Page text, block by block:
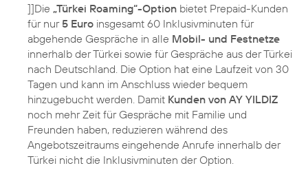
]]Die „Türkei Roaming“-Option bietet Prepaid-Kunden
für nur5 Euro insgesamt 60 Inklusivminuten für
abgehende Gespräche in alle Mobil- und Festnetze
innerhalb der Türkei sowie für Gespräche aus der Türkei
nach Deutschland. Die Option hat eine Laufzeit von 30
Tagen und kann im Anschluss wieder bequem
hinzugebucht werden. Damit Kunden von AY YILDIZ
noch mehr Zeit für Gespräche mit Familie und
Freunden haben, reduzieren während des
Angebotszeitraums eingehende Anrufe innerhalb der
Türkei nicht die Inklusivminuten der Option.